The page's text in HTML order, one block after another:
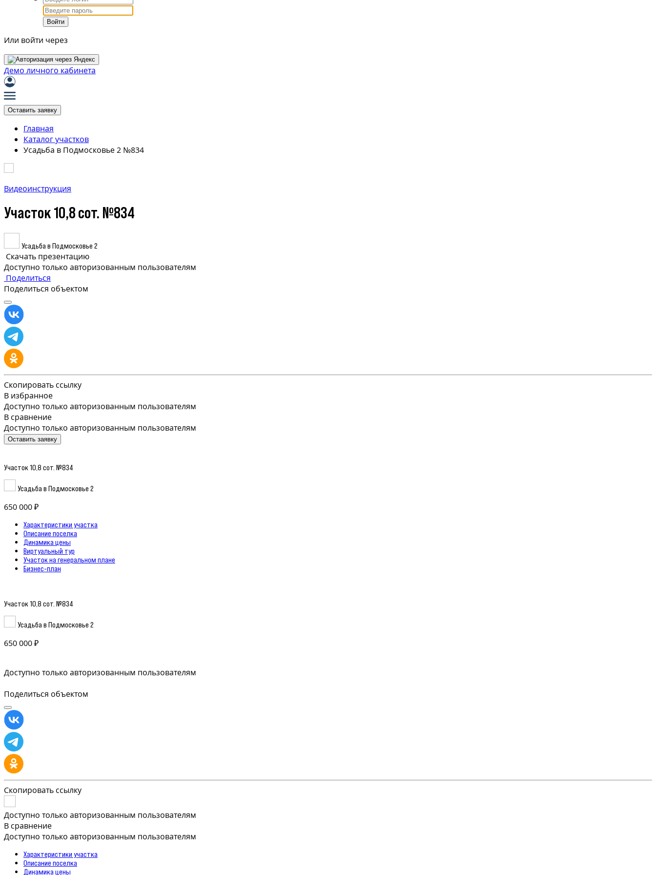
Войти
Или войти через
Демо личного кабинета
Оставить заявку
Главная
Каталог участков
Усадьба в Подмосковье 2 №834
Видеоинструкция
Участок 10,8 сот. №834
Усадьба в Подмосковье 2
Скачать презентацию
Доступно только авторизованным пользователям
Поделиться
Поделиться объектом
Скопировать ссылку
В избранное
Доступно только авторизованным пользователям
В сравнение
Доступно только авторизованным пользователям
Оставить заявку
Участок 10,8 сот. №834
Усадьба в Подмосковье 2
650 000 ₽
Характеристики участка
Описание поселка
Динамика цены
Виртуальный тур
Участок на генеральном плане
Бизнес-план
Участок 10,8 сот. №834
Усадьба в Подмосковье 2
650 000 ₽
Доступно только авторизованным пользователям
Поделиться объектом
Скопировать ссылку
Доступно только авторизованным пользователям
В сравнение
Доступно только авторизованным пользователям
Характеристики участка
Описание поселка
Динамика цены